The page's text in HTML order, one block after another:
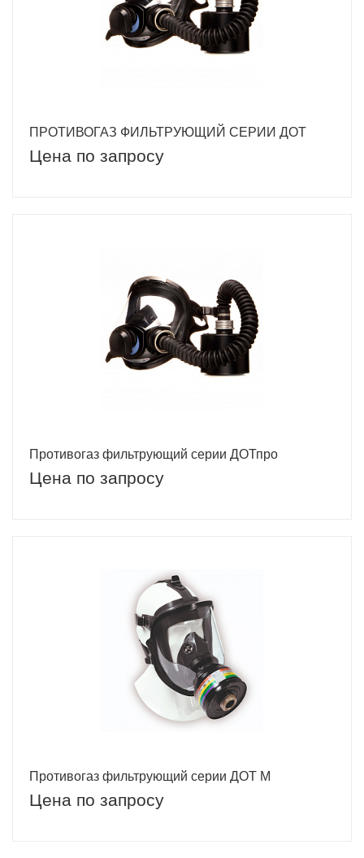
ПРОТИВОГАЗ ФИЛЬТРУЮЩИЙ СЕРИИ ДОТ
Цена по запросу
Противогаз фильтрующий серии ДОТпро
Цена по запросу
Противогаз фильтрующий серии ДОТ М
Цена по запросу